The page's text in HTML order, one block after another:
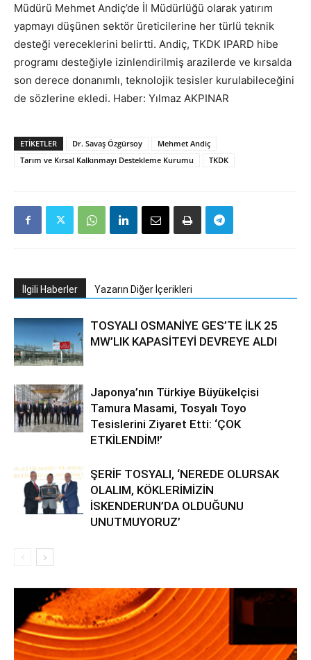
Müdürü Mehmet Andiç’de İl Müdürlüğü olarak yatırım
yapmayı düşünen sektör üreticilerine her türlü teknik
desteği vereceklerini belirtti. Andiç, TKDK IPARD hibe
programı desteğiyle izinlendirilmiş arazilerde ve kırsalda
son derece donanımlı, teknolojik tesisler kurulabileceğini
de sözlerine ekledi. Haber: Yılmaz AKPINAR
ETIKETLER Dr. Savaş Özgürsoy
Mehmet Andiç
Tarım ve Kırsal Kalkınmayı Destekleme Kurumu
TKDK
İlgili Haberler Yazarın Diğer İçerikleri
TOSYALI OSMANİYE GES’TE İLK 25
MW’LIK KAPASİTEYİ DEVREYE ALDI
Japonya’nın Türkiye Büyükelçisi
Tamura Masami, Tosyalı Toyo
Tesislerini Ziyaret Etti: ‘ÇOK
ETKİLENDİM!’
ŞERİF TOSYALI, ‘NEREDE OLURSAK
OLALIM, KÖKLERİMİZİN
İSKENDERUN’DA OLDUĞUNU
UNUTMUYORUZ’